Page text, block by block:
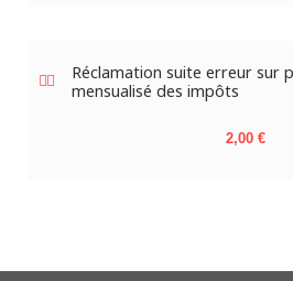
Réclamation suite erreur sur
mensualisé des impôts
Prix
2,00 €